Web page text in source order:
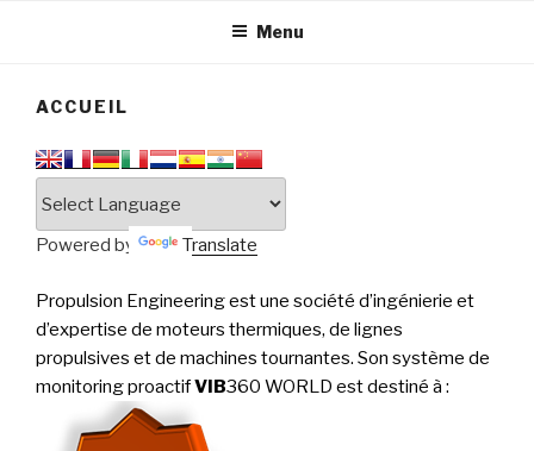
PERFORMANCE
Menu
ACCUEIL
Powered by Translate
Propulsion Engineering est une société d’ingénierie et
d’expertise de moteurs thermiques, de lignes
propulsives et de machines tournantes. Son système de
monitoring proactifVIB360 WORLD est destiné à :